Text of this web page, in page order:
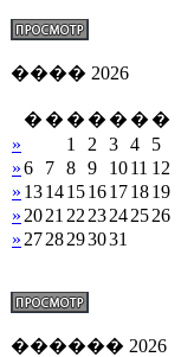
���� 2026
� � � � � � �
»
1 2 3 4
5
»6 7 8 9 1011 12
» 13141516171819
» 2021 22 23242526
» 2728293031
������ 2026